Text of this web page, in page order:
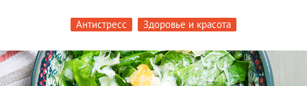
Антистресс Здоровье и красота